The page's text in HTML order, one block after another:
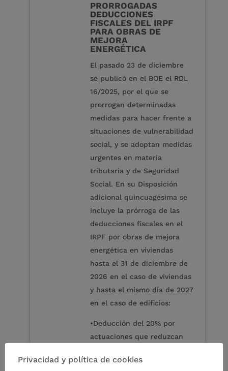
PRORROGADAS
DEDUCCIONES
FISCALES DEL IRPF
PARA OBRAS DE
MEJORA
ENERGÉTICA
El pasado 23 de diciembre
se publicó en el BOE el RDL
16/2025, por el que se
prorrogan determinadas
medidas para hacer frente a
situaciones de vulnerabilidad
social, y se adoptan medidas
urgentes en materia
tributaria y de Seguridad
Social. En su Disposición
adicional quincuagésima se
incluye la prórroga de las
deducciones fiscales en el
IRPF por obras de mejora
energética en viviendas
hasta el 31 de diciembre de
2026 en el caso de viviendas
y hasta el mismo día de 2027
en el caso de edificios:
•Deducción del 20% por
actuaciones que reduzcan
calefacción y refrigeración
Privacidad y política de cookies